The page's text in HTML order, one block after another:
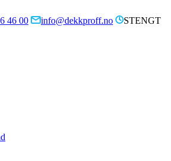
46 00 info@dekkproff.no
STENGT